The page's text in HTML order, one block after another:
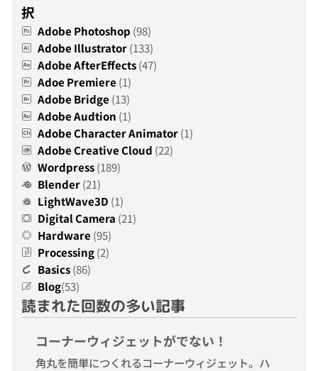
択
Adobe Photoshop (98)
Adobe Illustrator(133)
Adobe AfterEffects(47)
Adoe Premiere (1)
Adobe Bridge (13)
Adobe Audtion (1)
Adobe Character Animator(1)
Adobe Creative Cloud (22)
Wordpress(189)
Blender(21)
LightWave3D (1)
Digital Camera (21)
Hardware (95)
Processing(2)
Basics(86)
Blog(53)
読まれた回数の多い記事
コーナーウィジェットがでない！
角丸を簡単につくれるコーナーウィジェット。ハ